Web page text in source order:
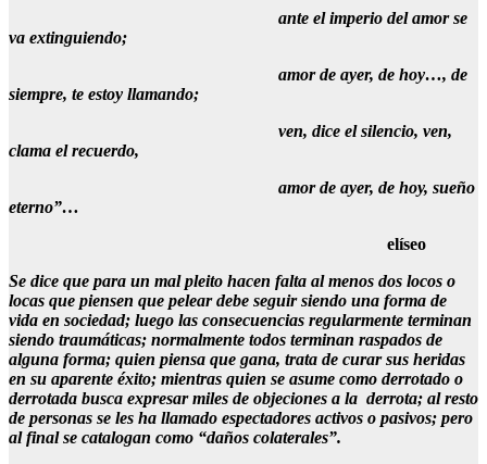
ante el imperio del amor se
va extinguiendo;
amor de ayer, de hoy…, de
siempre, te estoy llamando;
ven, dice el silencio, ven,
clama el recuerdo,
amor de ayer, de hoy, sueño
eterno”…
elíseo
Se dice que para un mal pleito hacen falta al menos dos locos o
locas que piensen que pelear debe seguir siendo una forma de
vida en sociedad; luego las consecuencias regularmente terminan
siendo traumáticas; normalmente todos terminan raspados de
alguna forma; quien piensa que gana, trata de curar sus heridas
en su aparente éxito; mientras quien se asume como derrotado o
derrotada busca expresar miles de objeciones a la derrota; al resto
de personas se les ha llamado espectadores activos o pasivos; pero
al final se catalogan como “daños colaterales”.